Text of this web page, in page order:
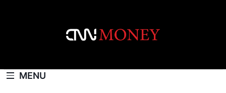
MENU